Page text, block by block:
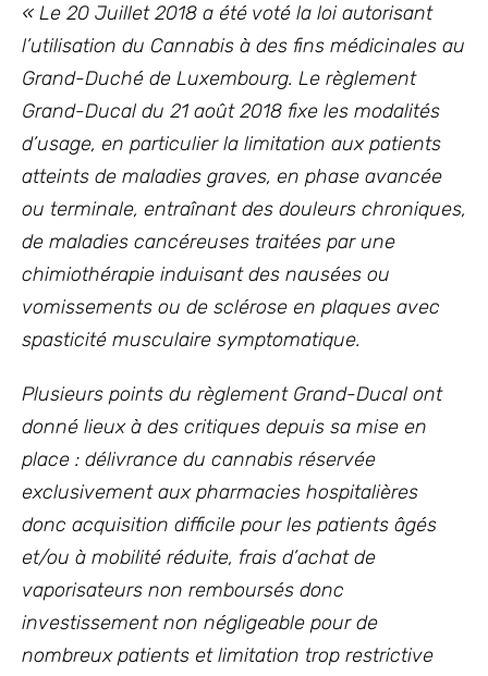
« Le 20 Juillet 2018 a été voté la loi autorisant
l’utilisation du Cannabis à des fins médicinales au
Grand-Duché de Luxembourg. Le règlement
Grand-Ducal du 21 août 2018 fixe les modalités
d’usage, en particulier la limitation aux patients
atteints de maladies graves, en phase avancée
ou terminale, entraînant des douleurs chroniques,
de maladies cancéreuses traitées par une
chimiothérapie induisant des nausées ou
vomissements ou de sclérose en plaques avec
spasticité musculaire symptomatique.
Plusieurs points du règlement Grand-Ducal ont
donné lieux à des critiques depuis sa mise en
place : délivrance du cannabis réservée
exclusivement aux pharmacies hospitalières
donc acquisition difficile pour les patients âgés
et/ou à mobilité réduite, frais d’achat de
vaporisateurs non remboursés donc
investissement non négligeable pour de
nombreux patients et limitation trop restrictive